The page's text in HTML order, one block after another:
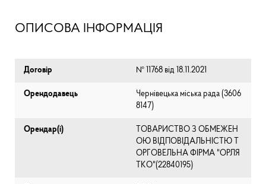
ОПИСОВА ІНФОРМАЦІЯ
Договір № 11768 від 18.11.2021
Орендодавець
Чернівецька міська рада (⁨3606
8147⁩)
Орендар(і)
ТОВАРИСТВО З ОБМЕЖЕН
ОЮ ВІДПОВІДАЛЬНІСТЮ Т
ОРГОВЕЛЬНА ФІРМА "ОРЛЯ
ТКО"(22840195)